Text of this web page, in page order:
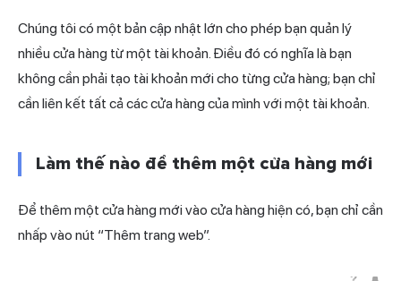
Chúng tôi có một bản cập nhật lớn cho phép bạn quản lý
nhiều cửa hàng từ một tài khoản. Điều đó có nghĩa là bạn
không cần phải tạo tài khoản mới cho từng cửa hàng; bạn chỉ
cần liên kết tất cả các cửa hàng của mình với một tài khoản.
Làm thế nào để thêm một cửa hàng mới
Để thêm một cửa hàng mới vào cửa hàng hiện có, bạn chỉ cần
nhấp vào nút “Thêm trang web”.